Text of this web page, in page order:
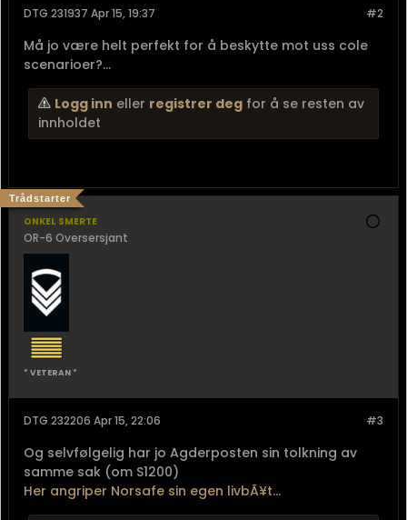
#2
DTG 231937 Apr 15, 19:37
Må jo være helt perfekt for å beskytte mot uss cole
scenarioer?...
Logg inn eller registrer deg for å se resten av
innholdet
onkel smerte
Trådstarter
OR-6 Oversersjant
* VETERAN *
#3
DTG 232206 Apr 15, 22:06
Og selvfølgelig har jo Agderposten sin tolkning av
samme sak (om S1200)
Her angriper Norsafe sin egen livbÃ¥t...